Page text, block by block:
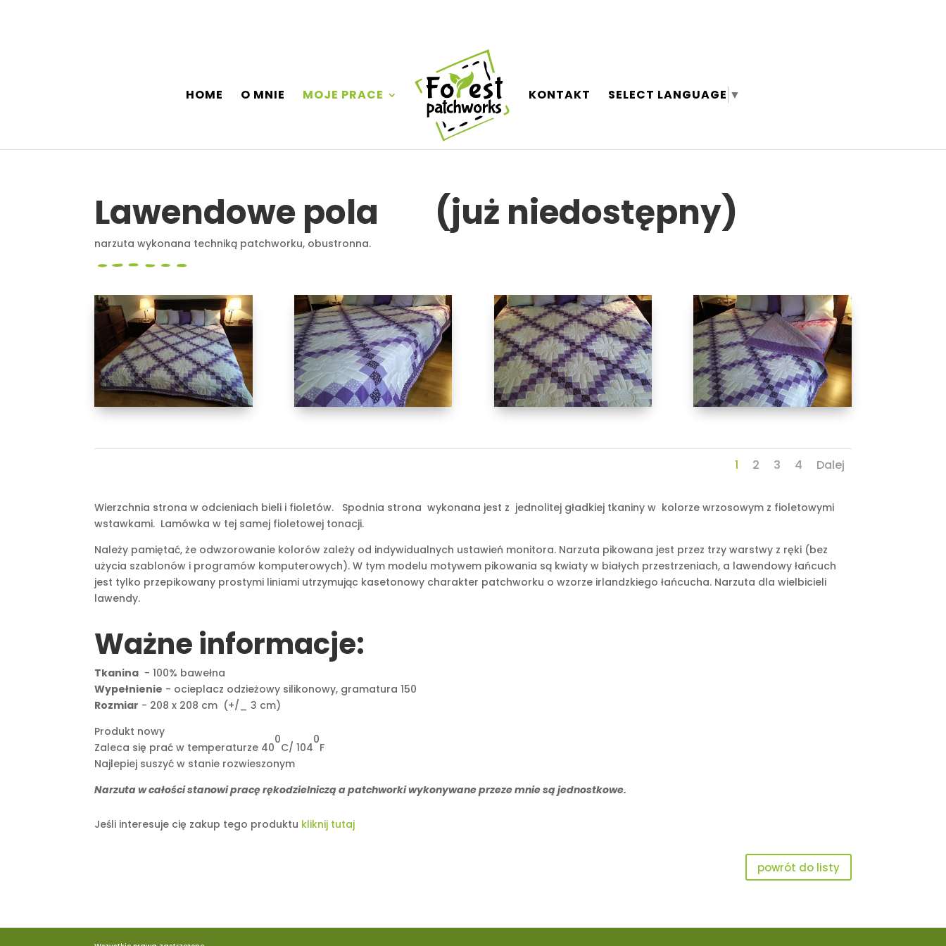
HOME O MNIE MOJE PRACE KONTAKT SELECT LANGUAGE ▼
Lawendowe pola (już niedostępny)
narzuta wykonana techniką patchworku, obustronna.
1 2 3 4 Dalej
Wierzchnia strona w odcieniach bieli i fioletów. Spodnia strona wykonana jest z jednolitej gładkiej tkaniny w kolorze wrzosowym z fioletowymi
wstawkami. Lamówka w tej samej fioletowej tonacji.
Należy pamiętać, że odwzorowanie kolorów zależy od indywidualnych ustawień monitora. Narzuta pikowana jest przez trzy warstwy z ręki (bez
użycia szablonów i programów komputerowych). W tym modelu motywem pikowania są kwiaty w białych przestrzeniach, a lawendowy łańcuch
jest tylko przepikowany prostymi liniami utrzymując kasetonowy charakter patchworku o wzorze irlandzkiego łańcucha. Narzuta dla wielbicieli
lawendy.
Ważne informacje:
Tkanina - 100% bawełna
Wypełnienie - ocieplacz odzieżowy silikonowy, gramatura 150
Rozmiar - 208 x 208 cm (+/_ 3 cm)
Produkt nowy
Zaleca się prać w temperaturze 40
0
C/ 104
0
F
Najlepiej suszyć w stanie rozwieszonym
Narzuta w całości stanowi pracę rękodzielniczą a patchworki wykonywane przeze mnie są jednostkowe.
Jeśli interesuje cię zakup tego produktu kliknij tutaj
powrót do listy